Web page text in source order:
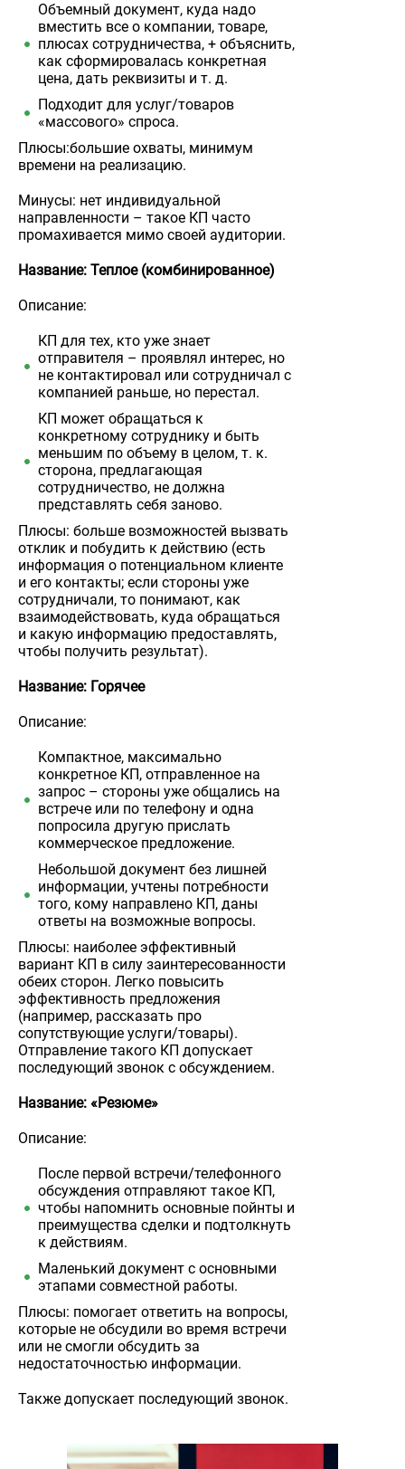
Объемный документ, куда надо
вместить все о компании, товаре,
плюсах сотрудничества, + объяснить,
как сформировалась конкретная
цена, дать реквизиты и т. д.
Подходит для услуг/товаров
«массового» спроса.
Плюсы:большие охваты, минимум
времени на реализацию.
Минусы: нет индивидуальной
направленности – такое КП часто
промахивается мимо своей аудитории.
Название: Теплое (комбинированное)
Описание:
КП для тех, кто уже знает
отправителя – проявлял интерес, но
не контактировал или сотрудничал с
компанией раньше, но перестал.
КП может обращаться к
конкретному сотруднику и быть
меньшим по объему в целом, т. к.
сторона, предлагающая
сотрудничество, не должна
представлять себя заново.
Плюсы: больше возможностей вызвать
отклик и побудить к действию (есть
информация о потенциальном клиенте
и его контакты; если стороны уже
сотрудничали, то понимают, как
взаимодействовать, куда обращаться
и какую информацию предоставлять,
чтобы получить результат).
Название: Горячее
Описание:
Компактное, максимально
конкретное КП, отправленное на
запрос – стороны уже общались на
встрече или по телефону и одна
попросила другую прислать
коммерческое предложение.
Небольшой документ без лишней
информации, учтены потребности
того, кому направлено КП, даны
ответы на возможные вопросы.
Плюсы: наиболее эффективный
вариант КП в силу заинтересованности
обеих сторон. Легко повысить
эффективность предложения
(например, рассказать про
сопутствующие услуги/товары).
Отправление такого КП допускает
последующий звонок с обсуждением.
Название: «Резюме»
Описание:
После первой встречи/телефонного
обсуждения отправляют такое КП,
чтобы напомнить основные пойнты и
преимущества сделки и подтолкнуть
к действиям.
Маленький документ с основными
этапами совместной работы.
Плюсы: помогает ответить на вопросы,
которые не обсудили во время встречи
или не смогли обсудить за
недостаточностью информации.
Также допускает последующий звонок.